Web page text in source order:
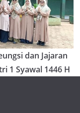
dan Jajaran
1 Syawal 1446 H